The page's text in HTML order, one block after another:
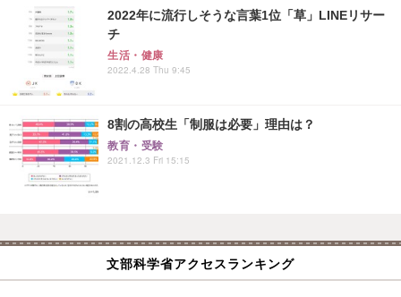
2022年に流行しそうな言葉1位「草」LINEリサー
チ
生活・健康
2022.4.28 Thu 9:45
8割の高校生「制服は必要」理由は？
教育・受験
2021.12.3 Fri 15:15
文部科学省アクセスランキング